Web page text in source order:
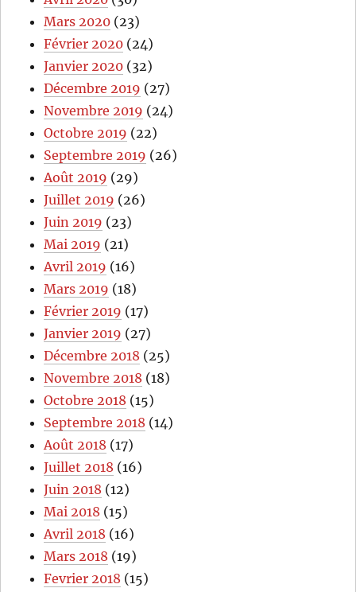
Mars 2020 (23)
Février 2020 (24)
Janvier 2020 (32)
Décembre 2019 (27)
Novembre 2019 (24)
Octobre 2019 (22)
Septembre 2019 (26)
Août 2019 (29)
Juillet 2019 (26)
Juin 2019 (23)
Mai 2019 (21)
Avril 2019 (16)
Mars 2019 (18)
Février 2019 (17)
Janvier 2019 (27)
Décembre 2018 (25)
Novembre 2018 (18)
Octobre 2018 (15)
Septembre 2018 (14)
Août 2018 (17)
Juillet 2018 (16)
Juin 2018 (12)
Mai 2018 (15)
Avril 2018 (16)
Mars 2018 (19)
Fevrier 2018 (15)